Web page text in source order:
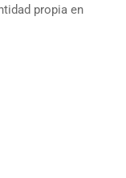
propia en